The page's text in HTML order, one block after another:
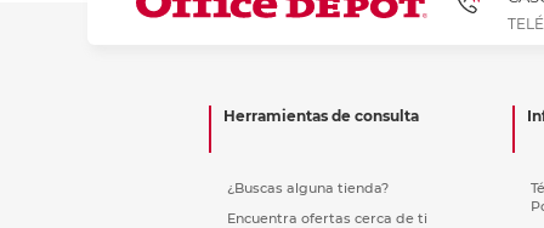
Herramientas de consulta
¿Buscas alguna tienda?
Encuentra ofertas cerca de ti